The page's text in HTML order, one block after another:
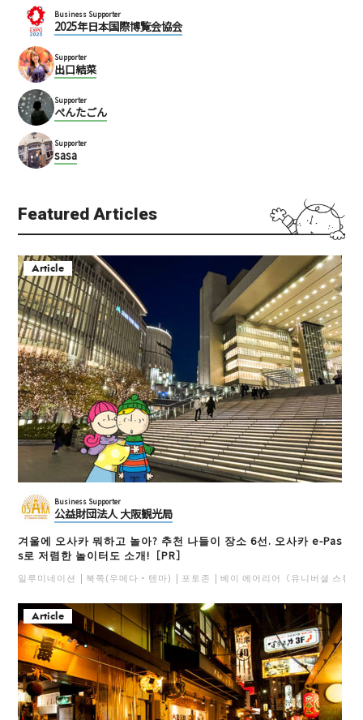
Business Supporter
2025年日本国際博覧会協会
Supporter
出口結菜
Supporter
ぺんたごん
Supporter
sasa
Featured Articles
Article
Business Supporter
公益財団法人 大阪観光局
겨울에 오사카 뭐하고 놀아? 추천 나들이 장소 6선. 오사카 e-Pas
s로 저렴한 놀이터도 소개!［PR］
일루미네이션 북쪽(우메다・텐마) 포토존 베이 에어리어（유니버셜 스튜
Article